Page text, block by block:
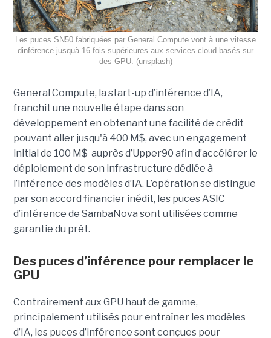
Les puces SN50 fabriquées par General Compute vont à une vitesse
dinférence jusquà 16 fois supérieures aux services cloud basés sur
des GPU. (unsplash)
General Compute, la start-up d’inférence d’IA,
franchit une nouvelle étape dans son
développement en obtenant une facilité de crédit
pouvant aller jusqu'à 400 M$, avec un engagement
initial de 100 M$ auprès d’Upper90 afin d’accélérer le
déploiement de son infrastructure dédiée à
l’inférence des modèles d’IA. L’opération se distingue
par son accord financier inédit, les puces ASIC
d’inférence de SambaNova sont utilisées comme
garantie du prêt.
Des puces d’inférence pour remplacer le
GPU
Contrairement aux GPU haut de gamme,
principalement utilisés pour entraîner les modèles
d’IA, les puces d’inférence sont conçues pour